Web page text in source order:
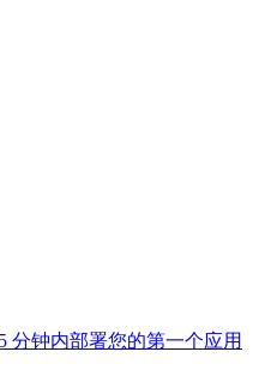
分钟内部署您的第一个应用